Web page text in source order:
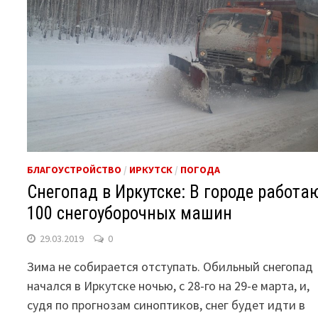
БЛАГОУСТРОЙСТВО / ИРКУТСК / ПОГОДА
Снегопад в Иркутске: В городе
100 снегоуборочных машин
29.03.2019 0
Зима не собирается отступать. Обильный снегопад
начался в Иркутске ночью, с 28-го на 29-е марта, и,
судя по прогнозам синоптиков, снег будет идти в